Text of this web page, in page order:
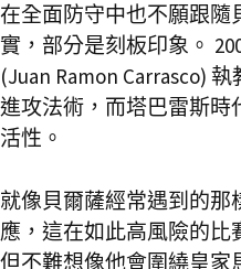
在全面防守中也不願跟隨
實，部分是刻板印象。
(Juan Ramon Carrasco)
進攻法術，而塔巴雷斯時
活性。
就像貝爾薩經常遇到的
應，這在如此高風險的比
但不難想像他會圍繞皇家